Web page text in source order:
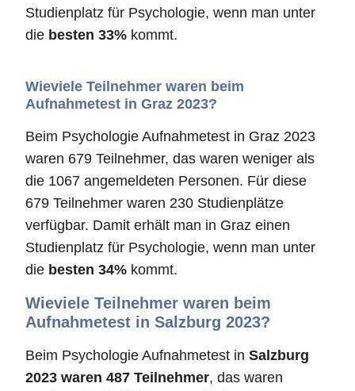
Studienplatz für Psychologie, wenn man unter
die besten 33% kommt.
Wieviele Teilnehmer waren beim
Aufnahmetest in Graz 2023?
Beim Psychologie Aufnahmetest in Graz 2023
waren 679 Teilnehmer, das waren weniger als
die 1067 angemeldeten Personen. Für diese
679 Teilnehmer waren 230 Studienplätze
verfügbar. Damit erhält man in Graz einen
Studienplatz für Psychologie, wenn man unter
die besten 34% kommt.
Wieviele Teilnehmer waren beim
Aufnahmetest in Salzburg 2023?
Beim Psychologie Aufnahmetest in Salzburg
2023 waren 487 Teilnehmer, das waren